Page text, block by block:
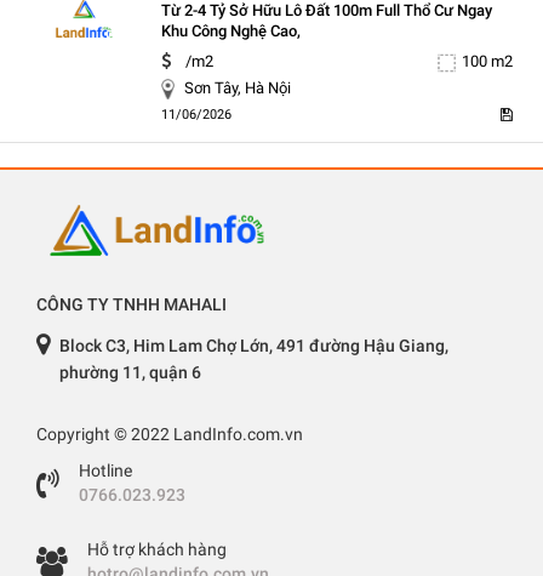
Từ 2-4 Tỷ Sở Hữu Lô Đất 100m Full Thổ Cư Ngay
Khu Công Nghệ Cao,
/m2
100 m2
Sơn Tây, Hà Nội
11/06/2026
CÔNG TY TNHH MAHALI
Block C3, Him Lam Chợ Lớn, 491 đường Hậu Giang,
phường 11, quận 6
Copyright © 2022 LandInfo.com.vn
Hotline
0766.023.923
Hỗ trợ khách hàng